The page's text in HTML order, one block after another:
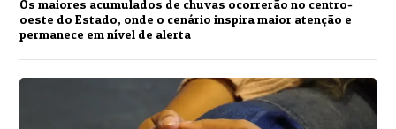
Os maiores acumulados de chuvas ocorrerão no centro-
oeste do Estado, onde o cenário inspira maior atenção e
permanece em nível de alerta